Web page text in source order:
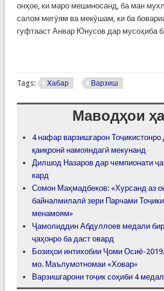
онҳое, ки маро мешиносанд, ба ман
салом мегӯям ва мекӯшам, ки ба
гуфтааст Анвар Юнусов дар мусоҳиба
Tags: Хабар Варзиш
Маводҳои
4 нафар варзишгарон
қаиқронӣ намояндагӣ мекунанд
Дилшод Назаров дар чемпионати
кард
Сомон Маҳмадбеков: «Хурсанд аз
байналмилалӣ зери Парчами
менамоям»
Ҷамолиддин Абдуллоев медали
ҷаҳонро ба даст овард
Бозиҳои интихобии Ҷоми Осиё-
мо. Маълумотномаи «Ховар»
Варзишгарони тоҷик соҳиби 4